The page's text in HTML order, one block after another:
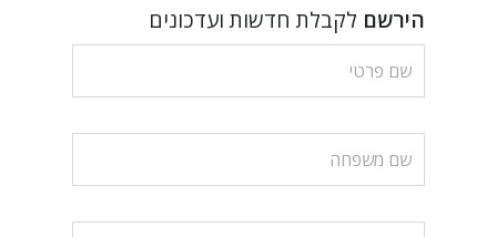
הירשם לקבלת חדשות ועדכונים